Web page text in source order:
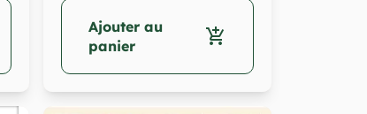
Ajouter au
panier
add_shopping_cart